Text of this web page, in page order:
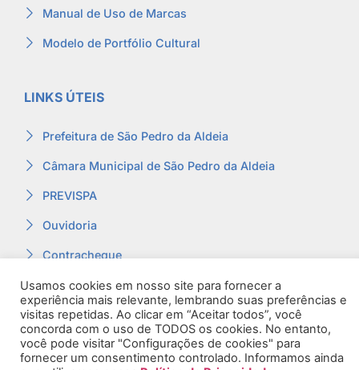
Manual de Uso de Marcas
Modelo de Portfólio Cultural
LINKS ÚTEIS
Prefeitura de São Pedro da Aldeia
Câmara Municipal de São Pedro da Aldeia
PREVISPA
Ouvidoria
Contracheque
Webmail
Usamos cookies em nosso site para fornecer a
experiência mais relevante, lembrando suas preferências e
visitas repetidas. Ao clicar em “Aceitar todos”, você
concorda com o uso de TODOS os cookies. No entanto,
você pode visitar "Configurações de cookies" para
fornecer um consentimento controlado. Informamos ainda